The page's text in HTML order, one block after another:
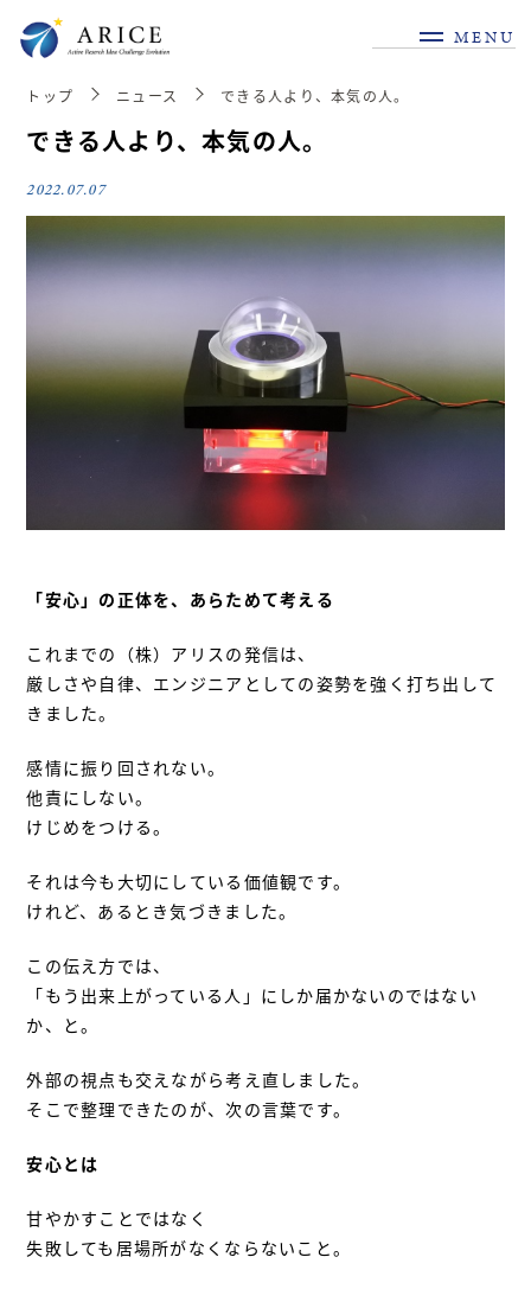
MENU
トップ ニュース できる人より、本気の人。
できる人より、本気の人。
2022.07.07
「安心」の正体を、あらためて考える
これまでの（株）アリスの発信は、
厳しさや自律、エンジニアとしての姿勢を強く打ち出して
きました。
感情に振り回されない。
他責にしない。
けじめをつける。
それは今も大切にしている価値観です。
けれど、あるとき気づきました。
この伝え方では、
「もう出来上がっている人」にしか届かないのではない
か、と。
外部の視点も交えながら考え直しました。
そこで整理できたのが、次の言葉です。
安心とは
甘やかすことではなく
失敗しても居場所がなくならないこと。